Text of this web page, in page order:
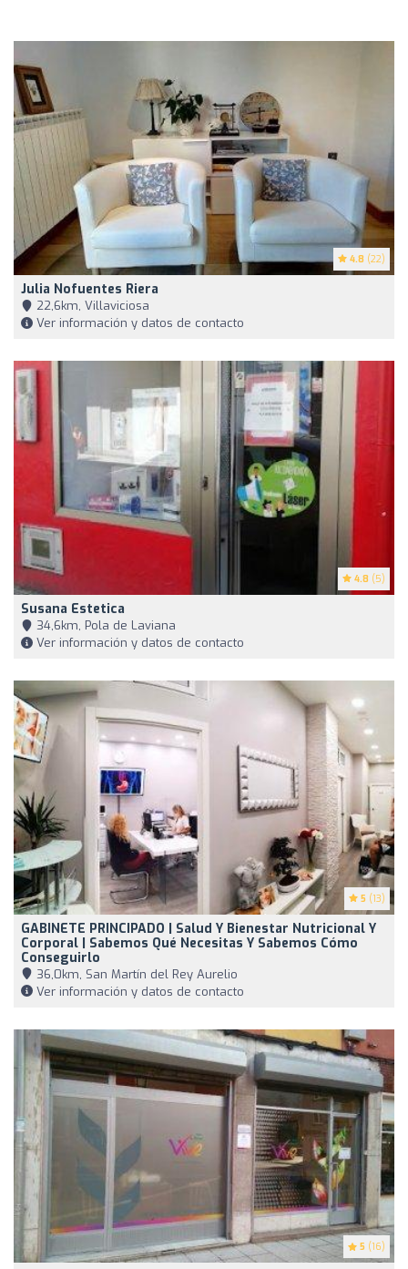
4.8 (22)
Julia Nofuentes Riera
22,6km, Villaviciosa
Ver información y datos de contacto
4.8 (5)
Susana Estetica
34,6km, Pola de Laviana
Ver información y datos de contacto
5 (13)
GABINETE PRINCIPADO | Salud Y Bienestar Nutricional Y
Corporal | Sabemos Qué Necesitas Y Sabemos Cómo
Conseguirlo
36,0km, San Martín del Rey Aurelio
Ver información y datos de contacto
5 (16)